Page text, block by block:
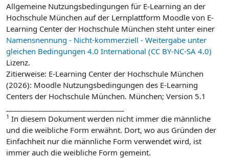
Allgemeine Nutzungsbedingungen für E-Learning an der
Hochschule München auf der Lernplattform Moodle von E-
Learning Center der Hochschule München steht unter einer
Namensnennung - Nicht-kommerziell - Weitergabe unter
gleichen Bedingungen 4.0 International (CC BY-NC-SA 4.0)
Lizenz.
Zitierweise: E-Learning Center der Hochschule München
(2026): Moodle Nutzungsbedingungen des E-Learning
Centers der Hochschule München. München; Version 5.1
1 In diesem Dokument werden nicht immer die männliche
und die weibliche Form erwähnt. Dort, wo aus Gründen der
Einfachheit nur die männliche Form verwendet wird, ist
immer auch die weibliche Form gemeint.